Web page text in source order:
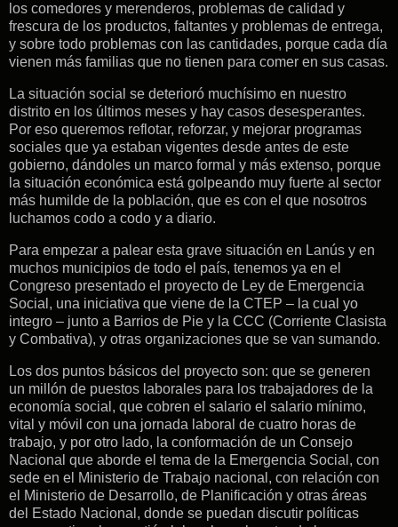
los comedores y merenderos, problemas de calidad y
frescura de los productos, faltantes y problemas de entrega,
y sobre todo problemas con las cantidades, porque cada día
vienen más familias que no tienen para comer en sus casas.
La situación social se deterioró muchísimo en nuestro
distrito en los últimos meses y hay casos desesperantes.
Por eso queremos reflotar, reforzar, y mejorar programas
sociales que ya estaban vigentes desde antes de este
gobierno, dándoles un marco formal y más extenso, porque
la situación económica está golpeando muy fuerte al sector
más humilde de la población, que es con el que nosotros
luchamos codo a codo y a diario.
Para empezar a palear esta grave situación en Lanús y en
muchos municipios de todo el país, tenemos ya en el
Congreso presentado el proyecto de Ley de Emergencia
Social, una iniciativa que viene de la CTEP – la cual yo
integro – junto a Barrios de Pie y la CCC (Corriente Clasista
y Combativa), y otras organizaciones que se van sumando.
Los dos puntos básicos del proyecto son: que se generen
un millón de puestos laborales para los trabajadores de la
economía social, que cobren el salario el salario mínimo,
vital y móvil con una jornada laboral de cuatro horas de
trabajo, y por otro lado, la conformación de un Consejo
Nacional que aborde el tema de la Emergencia Social, con
sede en el Ministerio de Trabajo nacional, con relación con
el Ministerio de Desarrollo, de Planificación y otras áreas
del Estado Nacional, donde se puedan discutir políticas